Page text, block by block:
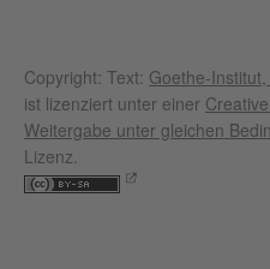
Copyright: Text: Goethe-
ist lizenziert unter einer
Weitergabe unter gleichen
Lizenz.